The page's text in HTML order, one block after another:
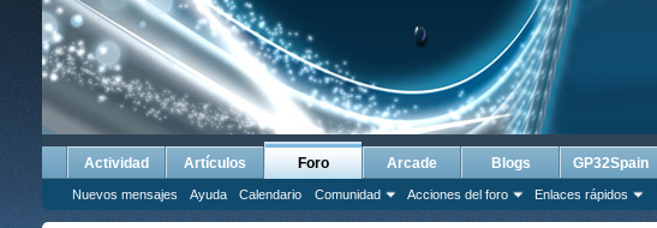
Actividad Artículos Foro
Nuevos mensajes Ayuda Calendario Comunidad Acciones del foro Enlaces rápidos
Arcade Blogs GP32Spain